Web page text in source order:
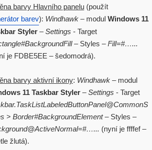
barvy Hlavního panelu(použít
barev): Windhawk– modul Windows 11
Styler–Settings - Target
– Styles –Fill=#…...
je FDBE5EE – šedomodrá).
barvy aktivní ikony: Windhawk– modul
11 Taskbar Styler–Settings - Target
> Border#BackgroundElement– Styles –
(nyní je ffffef –
žlutá).